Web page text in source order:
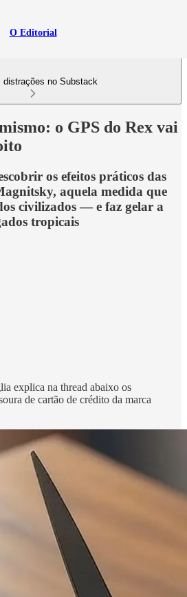
O Editorial
distrações no Substack
o GPS do Rex vai
os efeitos práticos das
aquela medida que
civilizados — e faz gelar a
tropicais
explica na thread abaixo os
de cartão de crédito da marca